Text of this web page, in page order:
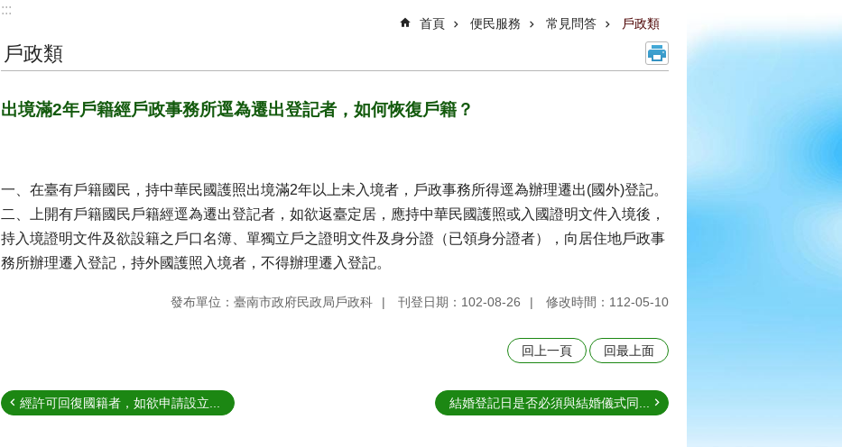
:::
首頁 便民服務 常見問答 戶政類
戶政類
出境滿2年戶籍經戶政事務所逕為遷出登記者，如何恢復戶籍？
一、在臺有戶籍國民，持中華民國護照出境滿2年以上未入境者，戶政事務所得逕為辦理遷出(國外)登記。
二、上開有戶籍國民戶籍經逕為遷出登記者，如欲返臺定居，應持中華民國護照或入國證明文件入境後，
持入境證明文件及欲設籍之戶口名簿、單獨立戶之證明文件及身分證（已領身分證者），向居住地戶政事
務所辦理遷入登記，持外國護照入境者，不得辦理遷入登記。
發布單位：臺南市政府民政局戶政科 刊登日期：102-08-26 修改時間：112-05-10
回上一頁 回最上面
經許可回復國籍者，如欲申請設立... 結婚登記日是否必須與結婚儀式同...